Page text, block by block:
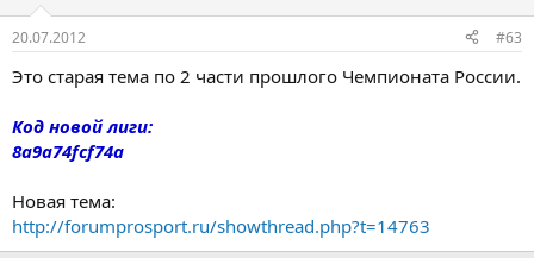
20.07.2012 #63
Это старая тема по 2 части прошлого Чемпионата России.
Код новой лиги:
8a9a74fcf74a
Новая тема:
http://forumprosport.ru/showthread.php?t=14763